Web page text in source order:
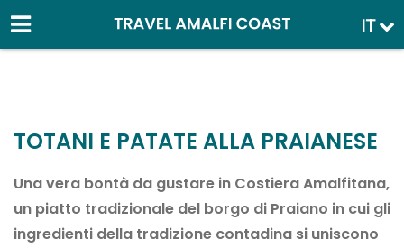
IT
TOTANI E PATATE ALLA PRAIANESE
Una vera bontà da gustare in Costiera Amalfitana,
un piatto tradizionale del borgo di Praiano in cui gli
ingredienti della tradizione contadina si uniscono